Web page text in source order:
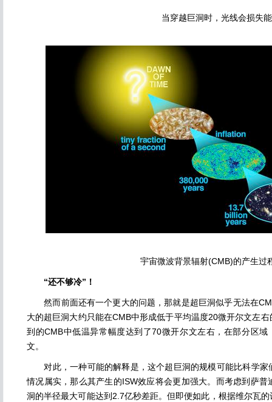
当穿越巨洞时，光线会损失
宇宙微波背景辐射(CMB)的产生过
“还不够冷”！
然而前面还有一个更大的问题，那就是超巨洞似乎无法在
大的超巨洞大约只能在CMB中形成低于平均温度20微开尔文左
到的CMB中低温异常幅度达到了70微开尔文左右，在部分区
文。
对此，一种可能的解释是，这个超巨洞的规模可能比科学家
情况属实，那么其产生的ISW效应将会更加强大。而考虑到萨
洞的半径最大可能达到2.7亿秒差距。但即便如此，根据维尔瓦